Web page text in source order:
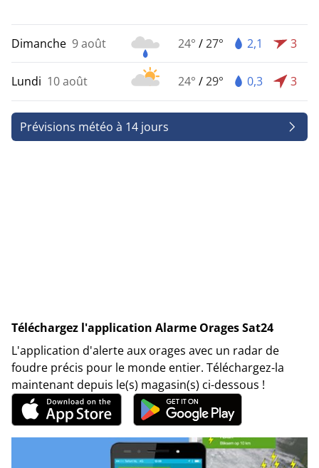
Dimanche 9 août 24° /27° 2,1 3
Lundi 10 août 24° /29° 0,3 3
Prévisions météo à 14 jours
Téléchargez l'application Alarme Orages Sat24
L'application d'alerte aux orages avec un radar de
foudre précis pour le monde entier. Téléchargez-la
maintenant depuis le(s) magasin(s) ci-dessous !